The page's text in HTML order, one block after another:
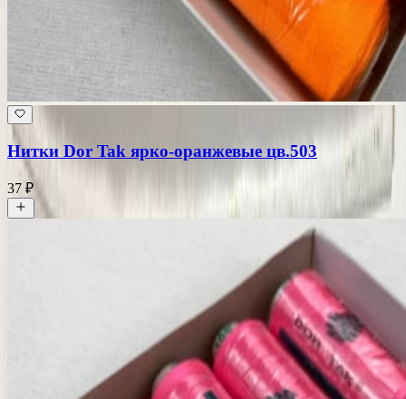
Нитки Dor Tak ярко-оранжевые цв.503
37 ₽